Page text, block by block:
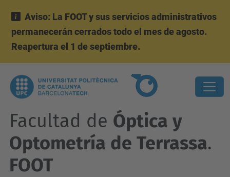
Aviso: La FOOT y sus servicios administrativos
permanecerán cerrados todo el mes de agosto.
Reapertura el 1 de septiembre.
Facultad de Óptica y
Optometría de Terrassa.
FOOT